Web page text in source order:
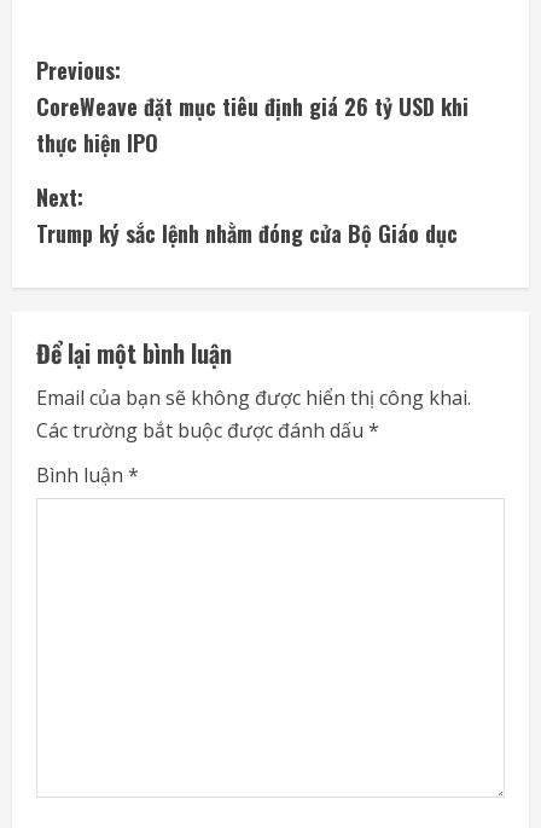
C
o
n
t
i
n
u
e
R
g
Previous:
CoreWeave đặt mục tiêu định giá 26 tỷ USD khi
thực hiện IPO
Next:
Trump ký sắc lệnh nhằm đóng cửa Bộ Giáo dục
Để lại một bình luận
Email của bạn sẽ không được hiển thị công khai.
Các trường bắt buộc được đánh dấu *
Bình luận *